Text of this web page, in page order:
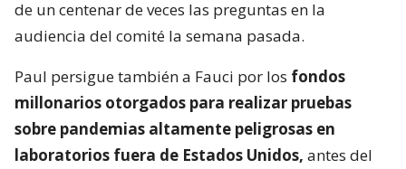
de un centenar de veces las preguntas en la
audiencia del comité la semana pasada.
Paul persigue también a Fauci por los fondos
millonarios otorgados para realizar pruebas
sobre pandemias altamente peligrosas en
laboratorios fuera de Estados Unidos, antes del